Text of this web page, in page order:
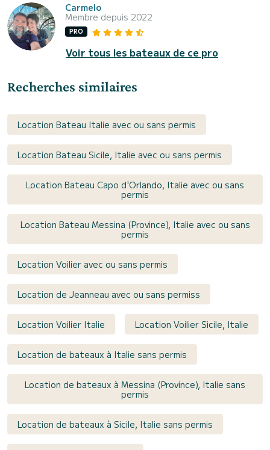
Carmelo
Membre depuis 2022
PRO
Voir tous les bateaux de ce pro
Recherches similaires
Location Bateau Italie avec ou sans permis
Location Bateau Sicile, Italie avec ou sans permis
Location Bateau Capo d'Orlando, Italie avec ou sans
permis
Location Bateau Messina (Province), Italie avec ou sans
permis
Location Voilier avec ou sans permis
Location de Jeanneau avec ou sans permiss
Location Voilier Italie Location Voilier Sicile, Italie
Location de bateaux à Italie sans permis
Location de bateaux à Messina (Province), Italie sans
permis
Location de bateaux à Sicile, Italie sans permis